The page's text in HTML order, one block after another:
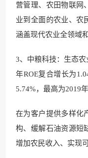
营管理、农田物联网
业到全面的农业、农
涵盖现代农业全领域
3、中粮科技：生态
年ROE复合增长为
5.74%，最高为2019年
在为客户提供多样化
构、缓解石油资源短
增加农民收入、实现